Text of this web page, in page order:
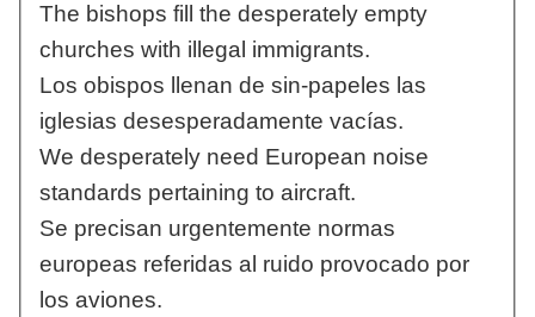
The bishops fill the desperately empty
churches with illegal immigrants.
Los obispos llenan de sin-papeles las
iglesias desesperadamente vacías.
We desperately need European noise
standards pertaining to aircraft.
Se precisan urgentemente normas
europeas referidas al ruido provocado por
los aviones.